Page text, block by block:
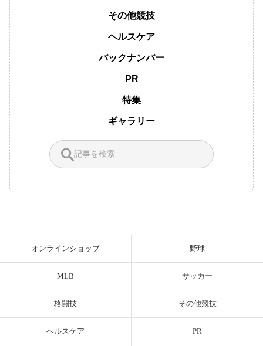
その他競技
ヘルスケア
バックナンバー
PR
特集
ギャラリー
オンラインショップ 野球
MLB サッカー
格闘技 その他競技
ヘルスケア PR